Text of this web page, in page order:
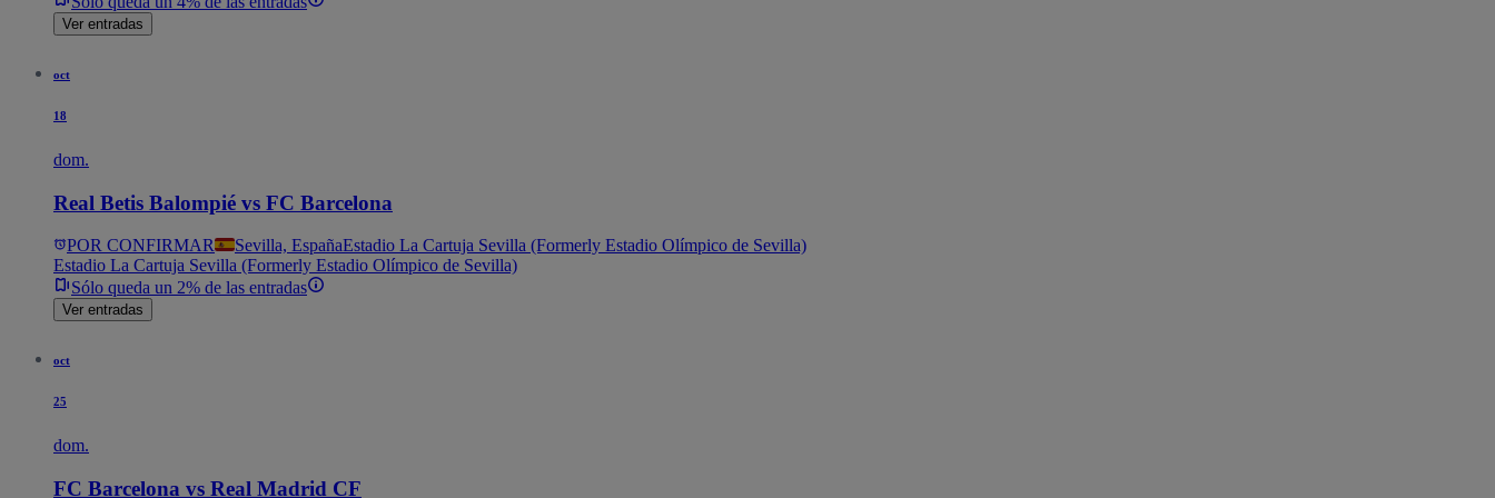
Ver entradas
oct
18
dom.
Real Betis Balompié vs FC Barcelona
POR CONFIRMAR Sevilla, EspañaEstadio La Cartuja Sevilla (Formerly Estadio Olímpico de Sevilla)
Estadio La Cartuja Sevilla (Formerly Estadio Olímpico de Sevilla)
Sólo queda un 2% de las entradas
Ver entradas
oct
25
dom.
FC Barcelona vs Real Madrid CF